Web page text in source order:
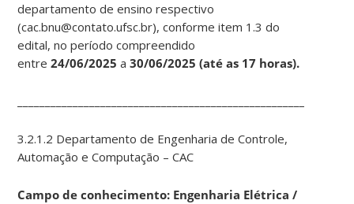
departamento de ensino respectivo
(cac.bnu@contato.ufsc.br), conforme item 1.3 do
edital, no período compreendido
entre24/06/2025 a30/06/2025 (até as 17 horas).
3.2.1.2 Departamento de Engenharia de Controle,
Automação e Computação – CAC
Campo de conhecimento: Engenharia Elétrica /